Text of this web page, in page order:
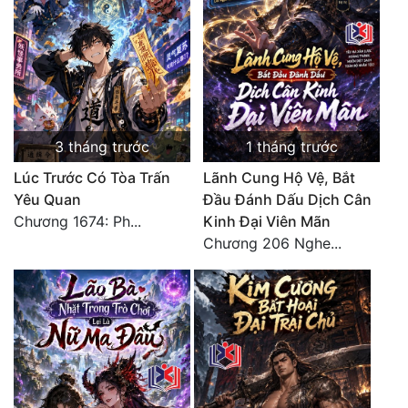
3 tháng trước
Lúc Trước Có Tòa Trấn
Yêu Quan
Chương 1674: Ph...
1 tháng trước
Lãnh Cung Hộ Vệ, Bắt
Đầu Đánh Dấu Dịch Cân
Kinh Đại Viên Mãn
Chương 206 Nghe...